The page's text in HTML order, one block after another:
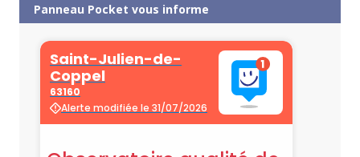
Panneau Pocket vous informe